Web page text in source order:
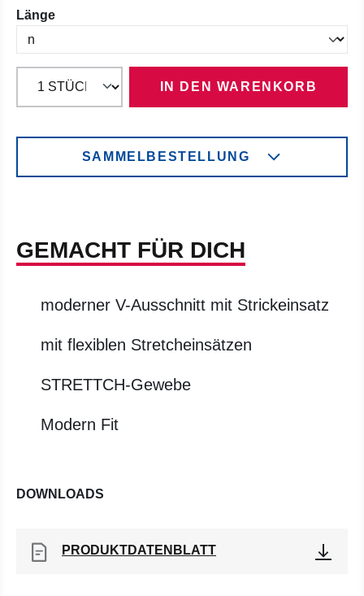
Längeauswählen
IN DEN WARENKORB
SAMMELBESTELLUNG
GEMACHT FÜR DICH
moderner V-Ausschnitt mit Strickeinsatz
mit flexiblen Stretcheinsätzen
STRETTCH-Gewebe
Modern Fit
DOWNLOADS
PRODUKTDATENBLATT